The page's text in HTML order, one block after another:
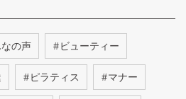
の声 #ビューティー
#ピラティス #マナー